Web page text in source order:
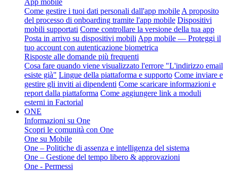
Come gestire i tuoi dati personali dall'app mobile A proposito
del processo di onboarding tramite l'app mobile Dispositivi
mobili supportati Come controllare la versione della tua app
Posta in arrivo su dispositivi mobili App mobile — Proteggi il
tuo account con autenticazione biometrica
Risposte alle domande più frequenti
Cosa fare quando viene visualizzato l'errore "L'indirizzo email
esiste già" Lingue della piattaforma e supporto Come inviare e
gestire gli inviti ai dipendenti Come scaricare informazioni e
report dalla piattaforma Come aggiungere link a moduli
esterni in Factorial
ONE
Informazioni su One
Scopri le comunità con One
One su Mobile
One – Politiche di assenza e intelligenza del sistema
One – Gestione del tempo libero & approvazioni
One - Permessi